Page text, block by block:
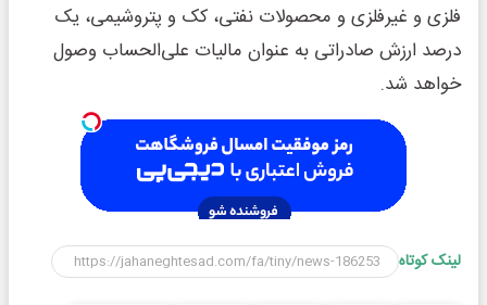
فلزی و غیرفلزی و محصولات نفتی، کک و پتروشیمی، یک
درصد ارزش صادراتی به عنوان مالیات علی‌الحساب وصول
خواهد شد.
لینک کوتاه